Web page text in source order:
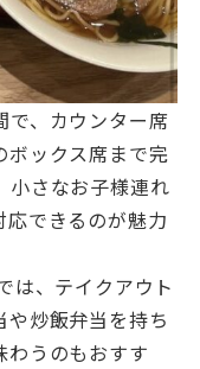
で、カウンター席
ボックス席まで完
小さなお子様連れ
できるのが魅力
は、テイクアウト
や炒飯弁当を持ち
わうのもおすす